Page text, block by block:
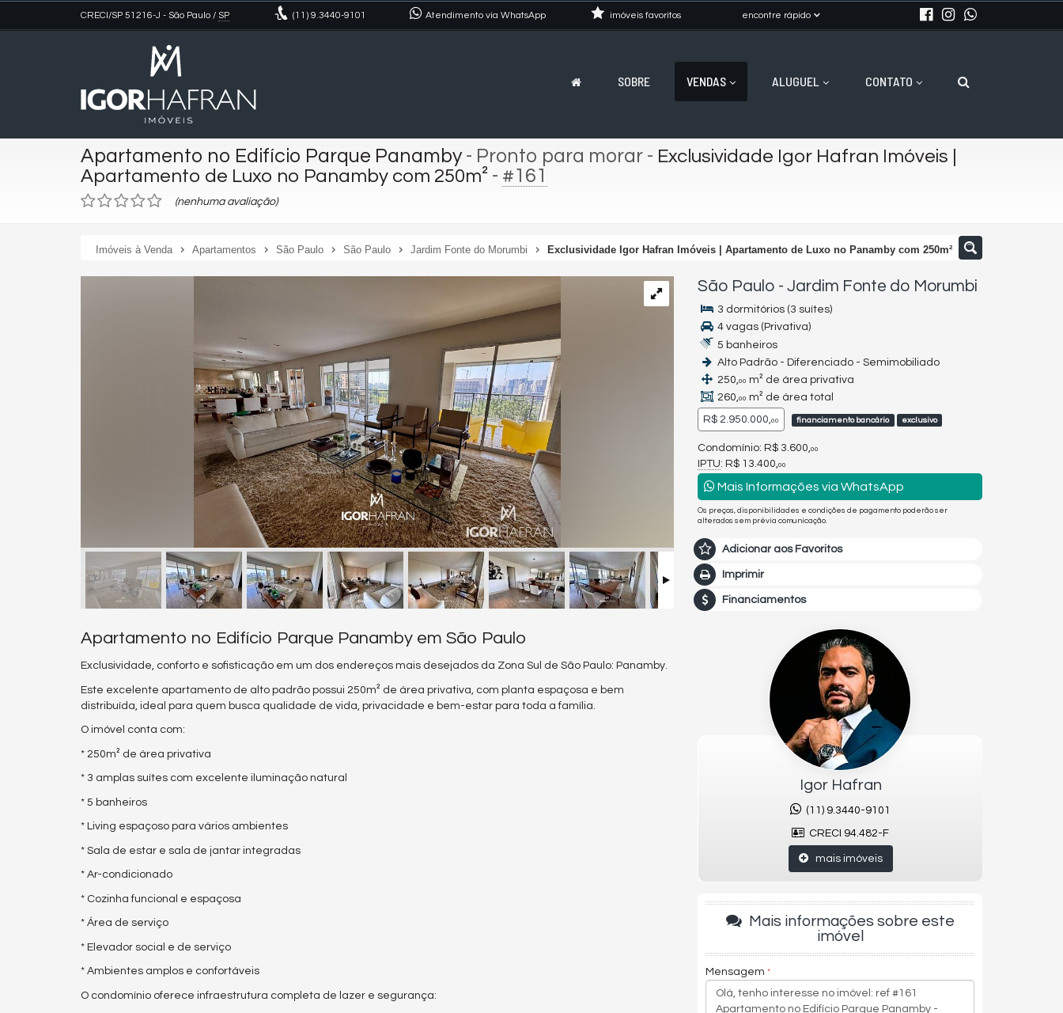
CRECI/SP 51216-J - São Paulo / SP (11) 9.3440-9101 Atendimento via WhatsApp encontre rápido
imóveis favoritos
SOBRE VENDAS ALUGUEL CONTATO
Apartamento no Edifício Parque Panamby- Pronto para morar - Exclusividade Igor Hafran Imóveis |
Apartamento de Luxo no Panamby com 250m² - #161
(nenhuma avaliação)
Imóveis à Venda Apartamentos São Paulo São Paulo Jardim Fonte do Morumbi Exclusividade Igor Hafran Imóveis | Apartamento de Luxo no Panamby com 250m²
São Paulo - Jardim Fonte do Morumbi
3 dormitórios (3 suítes)
4 vagas (Privativa)
5 banheiros
Alto Padrão - Diferenciado - Semimobiliado
250,00 m² de área privativa
260,00 m² de área total
R$ 2.950.000,00 financiamento bancário exclusivo
Condomínio: R$ 3.600, 00
IPTU: R$ 13.400, 00
Mais Informações via WhatsApp
Os preços, disponibilidades e condições de pagamento poderão ser
alterados sem prévia comunicação.
Adicionar aos Favoritos
Imprimir
Financiamentos
Apartamento no Edifício Parque Panamby em São Paulo
Exclusividade, conforto e sofisticação em um dos endereços mais desejados da Zona Sul de São Paulo: Panamby.
Este excelente apartamento de alto padrão possui 250m² de área privativa, com planta espaçosa e bem
distribuída, ideal para quem busca qualidade de vida, privacidade e bem-estar para toda a família.
O imóvel conta com:
* 250m² de área privativa
* 3 amplas suítes com excelente iluminação natural
* 5 banheiros
* Living espaçoso para vários ambientes
* Sala de estar e sala de jantar integradas
* Ar-condicionado
* Cozinha funcional e espaçosa
* Área de serviço
* Elevador social e de serviço
* Ambientes amplos e confortáveis
O condomínio oferece infraestrutura completa de lazer e segurança:
Igor Hafran
(11) 9.3440-9101
CRECI 94.482-F
mais imóveis
Mais informações sobre este
imóvel
Mensagem